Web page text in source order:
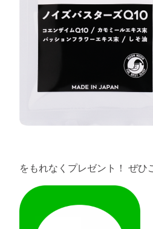
をもれなくプレゼント！ ぜひ